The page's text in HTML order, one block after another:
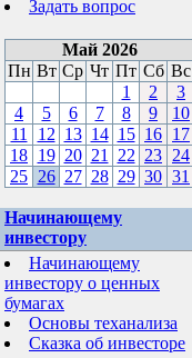
Задать вопрос
Май 2026
Пн Вт Ср Чт Пт Сб Вс
1
2
3
4
5 6 7 8 9
10
11
12 13 14 15 16 17
18 19 20 21 22 23 24
25 26 27 28 29 30 31
Начинающему
инвестору
Начинающему
инвестору о ценных
бумагах
Основы теханализа
Сказка об инвесторе